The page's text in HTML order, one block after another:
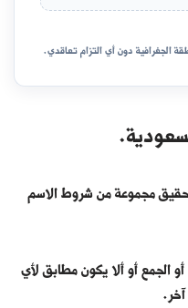
الجغرافية دون أي التزام تعاقدي.
مجموعة من شروط الاسم
الجمع أو ألا يكون مطابق لأي